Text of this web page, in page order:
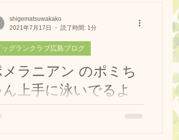
で😅 終わってパシャリ🐶 ①...
メラニアン のポミち
ん上手に泳いでるよ
呉 東広島 ドッグラ
ッグランクラブ広島ブログ
shigematsuwakako
2021年7月17日
読了時間: 1分